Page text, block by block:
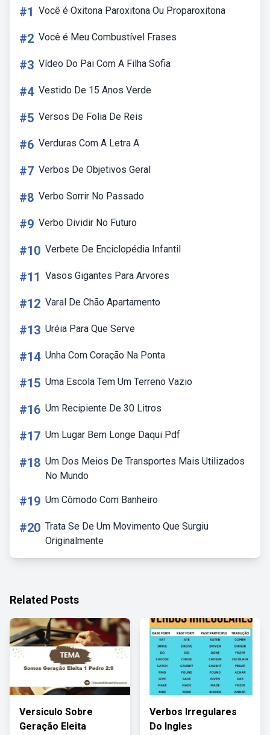
#1 Você é Oxitona Paroxitona Ou Proparoxitona
#2 Você é Meu Combustível Frases
#3 Vídeo Do Pai Com A Filha Sofia
#4 Vestido De 15 Anos Verde
#5 Versos De Folia De Reis
#6 Verduras Com A Letra A
#7 Verbos De Objetivos Geral
#8 Verbo Sorrir No Passado
#9 Verbo Dividir No Futuro
#10 Verbete De Enciclopédia Infantil
#11 Vasos Gigantes Para Arvores
#12 Varal De Chão Apartamento
#13 Uréia Para Que Serve
#14 Unha Com Coração Na Ponta
#15 Uma Escola Tem Um Terreno Vazio
#16 Um Recipiente De 30 Litros
#17 Um Lugar Bem Longe Daqui Pdf
#18 Um Dos Meios De Transportes Mais Utilizados
No Mundo
#19 Um Cômodo Com Banheiro
#20 Trata Se De Um Movimento Que Surgiu
Originalmente
Related Posts
Versiculo Sobre
Geração Eleita
Verbos Irregulares
Do Ingles